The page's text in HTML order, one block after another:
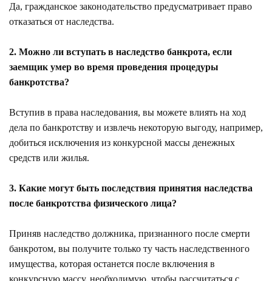
Да, гражданское законодательство предусматривает право
отказаться от наследства.
2. Можно ли вступать в наследство банкрота, если
заемщик умер во время проведения процедуры
банкротства?
Вступив в права наследования, вы можете влиять на ход
дела по банкротству и извлечь некоторую выгоду, например,
добиться исключения из конкурсной массы денежных
средств или жилья.
3. Какие могут быть последствия принятия наследства
после банкротства физического лица?
Приняв наследство должника, признанного после смерти
банкротом, вы получите только ту часть наследственного
имущества, которая останется после включения в
конкурсную массу, необходимую, чтобы рассчитаться с